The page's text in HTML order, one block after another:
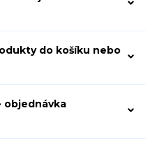
do košíku nebo
objednávka